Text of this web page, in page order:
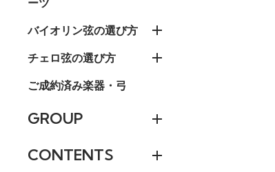
ーツ
バイオリン弦の選び方
チェロ弦の選び方
ご成約済み楽器・弓
GROUP
CONTENTS